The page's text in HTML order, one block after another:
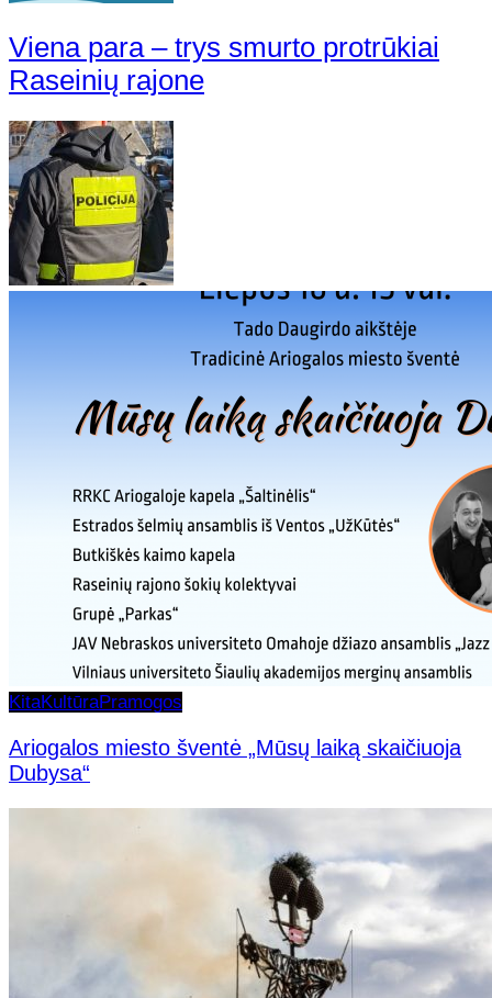
Viena para – trys smurto protrūkiai
Raseinių rajone
KitaKultūraPramogos
Ariogalos miesto šventė „Mūsų laiką skaičiuoja
Dubysa“